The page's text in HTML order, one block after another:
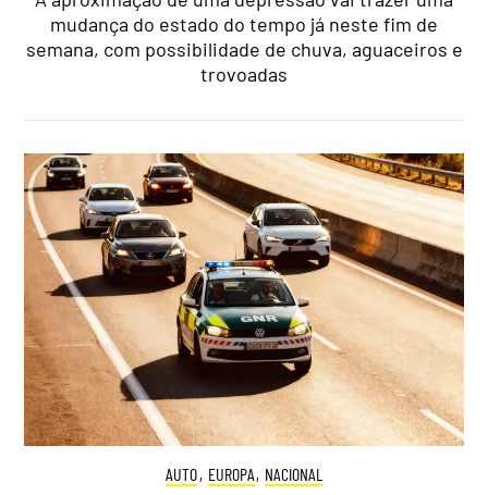
mudança do estado do tempo já neste fim de
semana, com possibilidade de chuva, aguaceiros e
trovoadas
AUTO, EUROPA, NACIONAL